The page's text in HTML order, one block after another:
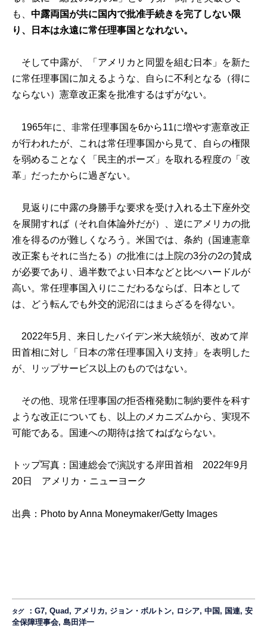
も、中露両国が共に国内で批准手続きを完了しない限
り、日本は永遠に常任理事国となれない。
そして中露が、「アメリカと同盟を組む日本」を新た
に常任理事国に加えるような、自らに不利となる（得に
ならない）憲章改正案を批准するはずがない。
1965年に、非常任理事国を6から11に増やす憲章改正
が行われたが、これは常任理事国から見て、自らの権限
を弱めることなく「民主的ポーズ」を取れる程度の「改
革」だったからに過ぎない。
見返りに中露の身勝手な要求を受け入れる土下座外交
を展開すれば（それ自体論外だが）、逆にアメリカの批
准を得るのが難しくなろう。米国では、条約（国連憲章
改正案もそれに当たる）の批准には上院の3分の2の賛成
が必要であり、過半数でよい日本などと比べハードルが
高い。常任理事国入りにこだわるならば、日本として
は、どう転んでも外交的泥沼にはまらざるを得ない。
2022年5月、来日したバイデン米大統領が、改めて岸
田首相に対し「日本の常任理事国入り支持」を表明した
が、リップサービス以上のものではない。
その他、現常任理事国の拒否権発動に制約要件を科す
ような改正についても、以上のメカニズムから、実現不
可能である。国連への期待は捨てねばならない。
トップ写真：国連総会で演説する岸田首相 2022年9月
20日 アメリカ・ニューヨーク
出典： Photo by Anna Moneymaker/Getty Images
タグ ：G7,Quad , アメリカ, ジョン・ボルトン, ロシア,中国 , 国連,安
全保障理事会,島田洋一